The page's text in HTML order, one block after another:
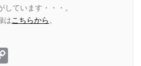
しています・・・。
はこちらから。